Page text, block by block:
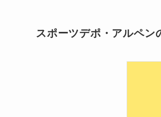
スポーツデポ・アルペン